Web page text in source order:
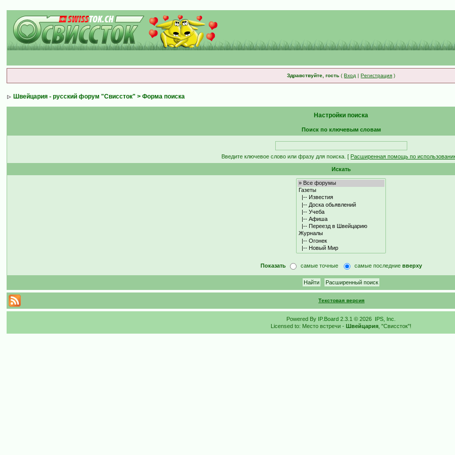
Здравствуйте, гость (Вход |Регистрация )
Швейцария - русский форум "Свиссток" > Форма поиска
Настройки поиска
Поиск по ключевым словам
Введите ключевое слово или фразу для поиска. [ Расширенная помощь по
Искать
Показать самые точные самые последние вверху
Текстовая версия
Powered By IP.Board 2.3.1 © 2026 IPS, Inc
Licensed to: Место встречи -Швейцария , "Свиссток"!